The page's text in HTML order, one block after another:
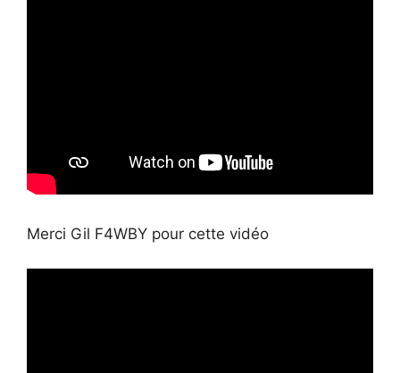
Merci Gil F4WBY pour cette vidéo